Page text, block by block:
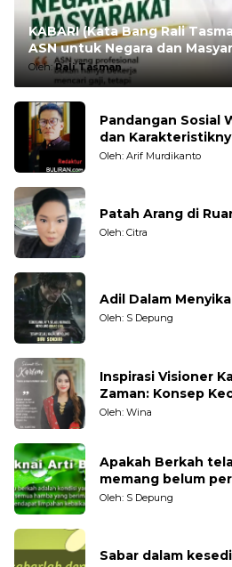
KABARI (Kata Bang Rali Tasman) :
ASN untuk Negara dan
Oleh:Rali Tasman
Pandangan Sosial
dan
Oleh: Arif Murdikanto
Patah Arang di
Oleh: Citra
Adil Dalam
Oleh: S Depung
Inspirasi Visioner
Zaman: Konsep Kecakapan Hidup bagi
Generasi Muda
Oleh: Wina
Apakah Berkah
memang belum
Oleh: S Depung
Sabar dalam